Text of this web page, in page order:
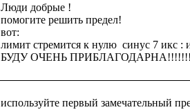
Люди добрые !
помогите решить предел!
вот:
лимит стремится к нулю  синус 7 икс :
используйте первый замечательный